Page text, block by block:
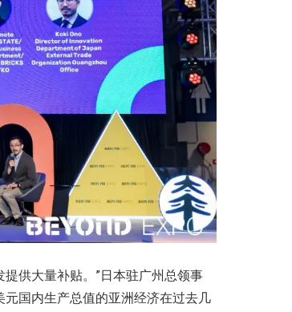
供大量补贴。”日本驻广州总领事
元国内生产总值的亚洲经济在过去几